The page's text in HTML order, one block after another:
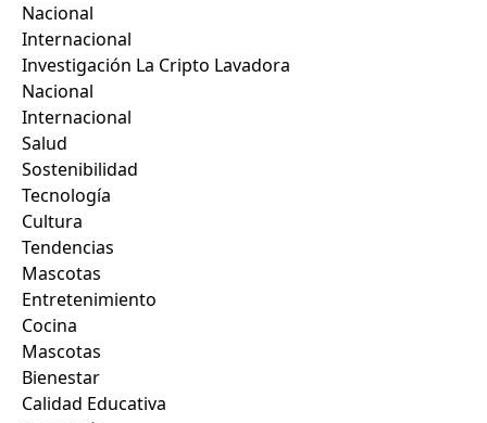
Nacional
Internacional
Investigación La Cripto Lavadora
Nacional
Internacional
Salud
Sostenibilidad
Tecnología
Cultura
Tendencias
Mascotas
Entretenimiento
Cocina
Mascotas
Bienestar
Calidad Educativa